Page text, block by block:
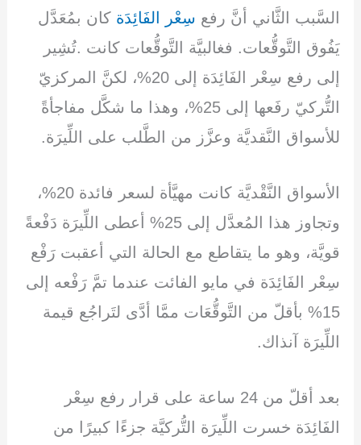
السَّبب الثَّاني أنَّ رفع سِعْر الفَائِدَة كان بمُعَدَّل
يَفُوق التَّوقُّعات. فغالبيَّة التَّوقُّعات كانت .تُشِير
إلى رفع سِعْر الفَائِدَة إلى 20%، لكنَّ المركزيّ
التُّركيّ رفَعها إلى 25%، وهذا ما شكَّل مفاجأةً
للأسواق النَّقديَّة وعزَّز من الطَّلب على اللِّيرَة.
الأسواق النَّقْديَّة كانت مهيَّأة لسعر فائدة 20%،
وتجاوز هذا المُعدَّل إلى 25% أعطى اللِّيرَة دَفْعةً
قويَّة، وهو ما يتقاطع مع الحالة التي أعقبت رَفْع
سِعْر الفَائِدَة في مايو الفائت عندما تمَّ رَفْعه إلى
15% بأقلّ من التَّوقُّعَات ممَّا أدَّى لتَراجُع قيمة
اللِّيرَة آنذاك.
بعد أقلّ من 24 ساعة على قرار رفع سِعْر
الفَائِدَة خسرت اللِّيرَة التُّركيَّة جزءًا كبيرًا من